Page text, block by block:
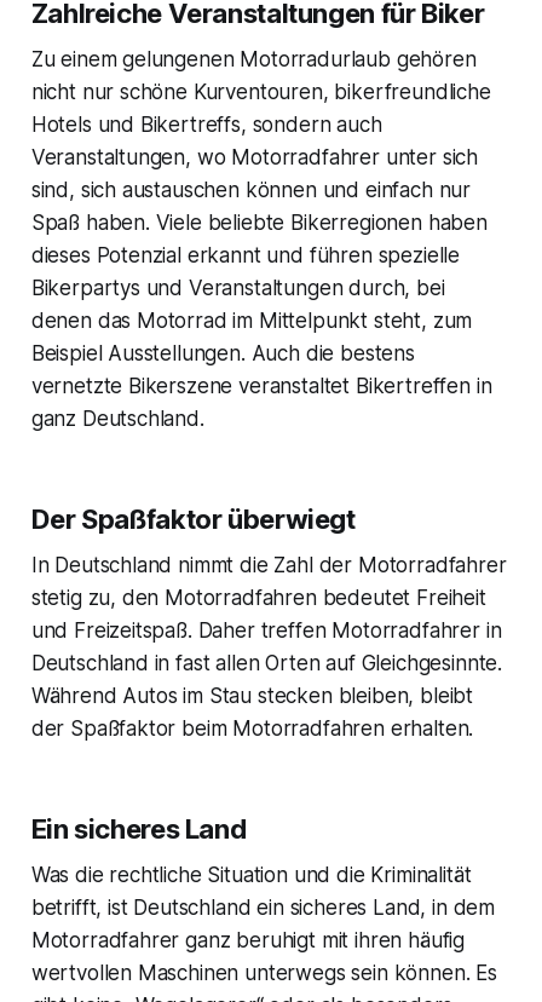
Zahlreiche Veranstaltungen für Biker
Zu einem gelungenen Motorradurlaub gehören
nicht nur schöne Kurventouren, bikerfreundliche
Hotels und Bikertreffs, sondern auch
Veranstaltungen, wo Motorradfahrer unter sich
sind, sich austauschen können und einfach nur
Spaß haben. Viele beliebte Bikerregionen haben
dieses Potenzial erkannt und führen spezielle
Bikerpartys und Veranstaltungen durch, bei
denen das Motorrad im Mittelpunkt steht, zum
Beispiel Ausstellungen. Auch die bestens
vernetzte Bikerszene veranstaltet Bikertreffen in
ganz Deutschland.
Der Spaßfaktor überwiegt
In Deutschland nimmt die Zahl der Motorradfahrer
stetig zu, den Motorradfahren bedeutet Freiheit
und Freizeitspaß. Daher treffen Motorradfahrer in
Deutschland in fast allen Orten auf Gleichgesinnte.
Während Autos im Stau stecken bleiben, bleibt
der Spaßfaktor beim Motorradfahren erhalten.
Ein sicheres Land
Was die rechtliche Situation und die Kriminalität
betrifft, ist Deutschland ein sicheres Land, in dem
Motorradfahrer ganz beruhigt mit ihren häufig
wertvollen Maschinen unterwegs sein können. Es